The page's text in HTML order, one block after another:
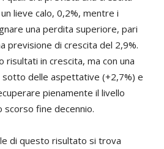
lieve calo, 0,2%, mentre i
una perdita superiore, pari
previsione di crescita del 2,9%.
risultati in crescita, ma con una
sotto delle aspettative (+2,7%) e
pienamente il livello
scorso fine decennio.
di questo risultato si trova